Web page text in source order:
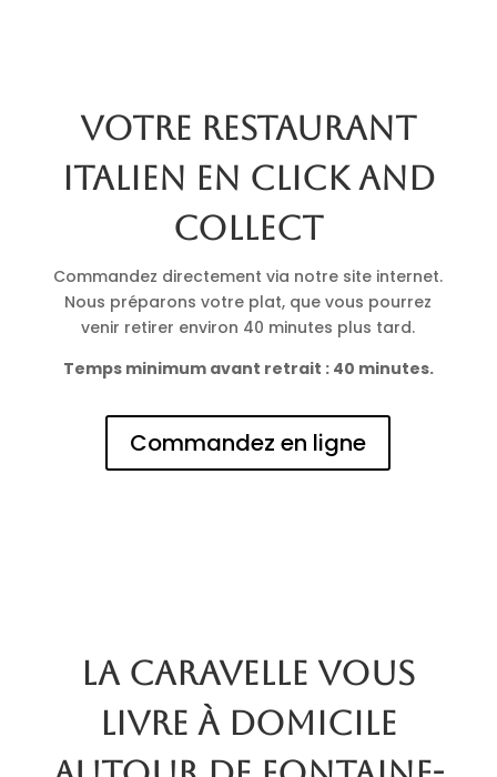
Votre restaurant
italien en click and
collect
Commandez directement via notre site internet.
Nous préparons votre plat, que vous pourrez
venir retirer environ 40 minutes plus tard.
Temps minimum avant retrait : 40 minutes.
Commandez en ligne
La Caravelle vous
livre à domicile